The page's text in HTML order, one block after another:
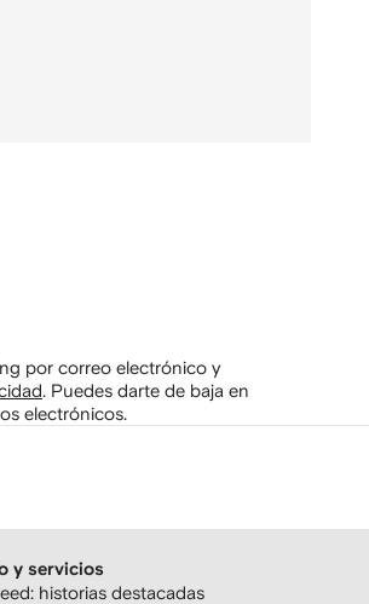
por correo electrónico y
Puedes darte de baja en
electrónicos.
y servicios
historias destacadas